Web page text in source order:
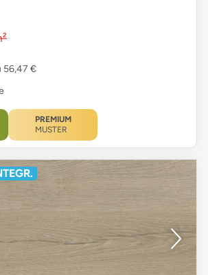
56,47 €
PREMIUM
MUSTER